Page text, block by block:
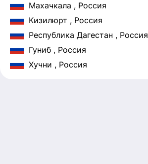
Махачкала , Россия
Кизилюрт , Россия
Республика Дагестан , Россия
Гуниб , Россия
Хучни , Россия